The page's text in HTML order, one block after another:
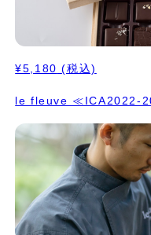
¥5,180 (税込)
le fleuve ≪ICA2022-